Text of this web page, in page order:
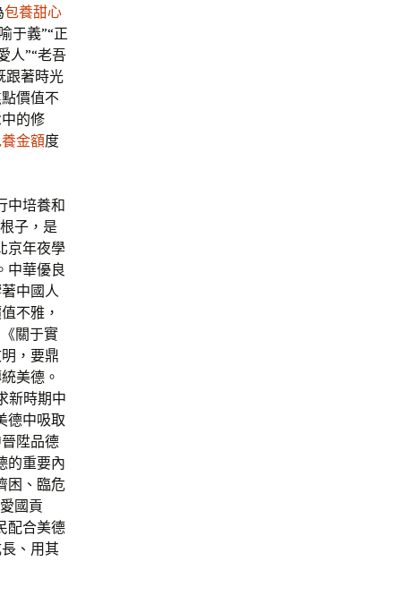
包養甜心
于義”“正
人”“老吾
跟著時光
價值不
的修
金額度
中培養和
子，是
京年夜學
中華優良
中國人
不雅，
關于實
，要鼎
美德。
新時期中
德中吸取
陞品德
的重要內
困、臨危
國貢
配合美德
、用其